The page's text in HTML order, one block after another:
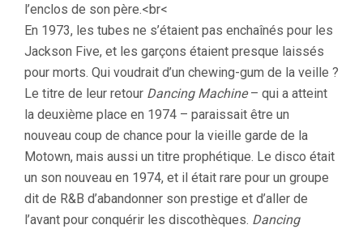
l’enclos de son père.<br<
En 1973, les tubes ne s’étaient pas enchaînés pour les
Jackson Five, et les garçons étaient presque laissés
pour morts. Qui voudrait d’un chewing-gum de la veille ?
Le titre de leur retour Dancing Machine– qui a atteint
la deuxième place en 1974 – paraissait être un
nouveau coup de chance pour la vieille garde de la
Motown, mais aussi un titre prophétique. Le disco était
un son nouveau en 1974, et il était rare pour un groupe
dit de R&B d’abandonner son prestige et d’aller de
l’avant pour conquérir les discothèques. Dancing